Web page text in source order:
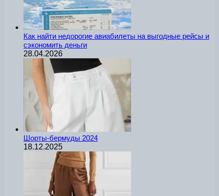
Как найти недорогие авиабилеты на выгодные рейсы и
сэкономить деньги
28.04.2026
Шорты-бермуды 2024
18.12.2025